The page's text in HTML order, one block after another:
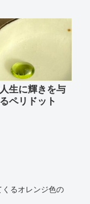
生に輝きを与
ペリドット
るオレンジ色の